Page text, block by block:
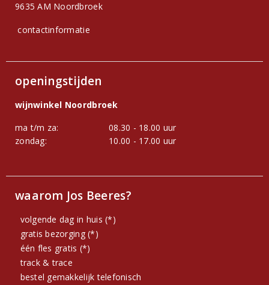
9635 AM Noordbroek
contactinformatie
openingstijden
wijnwinkel Noordbroek
ma t/m za:
08.30 - 18.00 uur
zondag:
10.00 - 17.00 uur
waarom Jos Beeres?
volgende dag in huis (*)
gratis bezorging (*)
één fles gratis (*)
track & trace
bestel gemakkelijk telefonisch